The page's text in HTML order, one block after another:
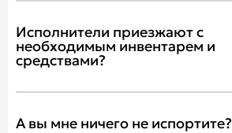
Исполнители приезжают с
необходимым инвентарем и
средствами?
А вы мне ничего не испортите?